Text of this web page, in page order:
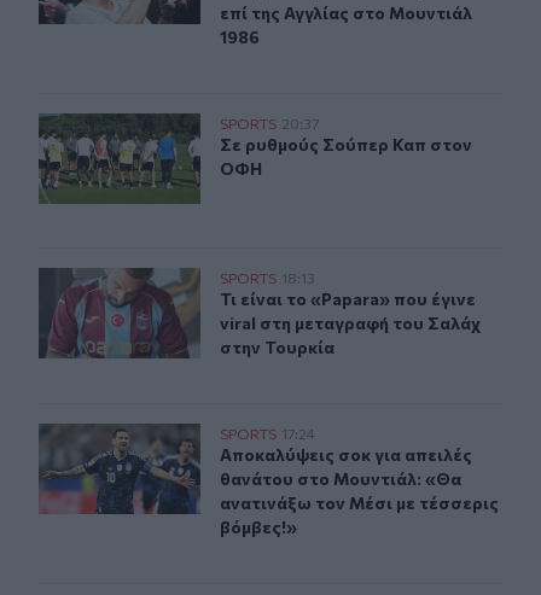
επί της Αγγλίας στο Μουντιάλ
1986
Σε ρυθμούς Σούπερ Καπ στον ΟΦΗ
SPORTS 20:37
Σε ρυθμούς Σούπερ Καπ στον ΟΦΗ
Σε ρυθμούς Σούπερ Καπ στον
ΟΦΗ
Τι είναι το «Papara» που έγινε viral στη μεταγραφή του
SPORTS 18:13
Τι είναι το «Papara» που έγινε
Τι είναι το «Papara» που έγινε
viral στη μεταγραφή του Σαλάχ
στην Τουρκία
Aποκαλύψεις σοκ για απειλές θανάτου στο Μουντιάλ:
SPORTS 17:24
Aποκαλύψεις σοκ για απειλές
Aποκαλύψεις σοκ για απειλές
θανάτου στο Μουντιάλ: «Θα
ανατινάξω τον Μέσι με τέσσερις
βόμβες!»